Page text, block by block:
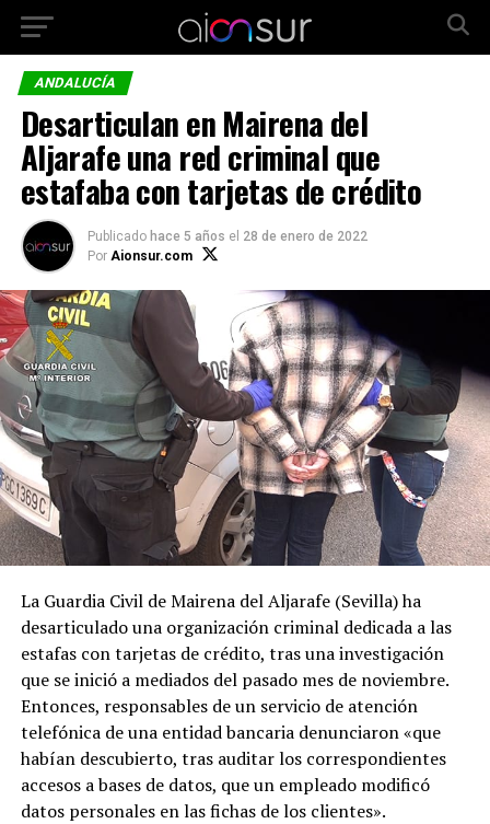
ANDALUCÍA
Desarticulan en Mairena del
Aljarafe una red criminal que
estafaba con tarjetas de crédito
Publicado hace 5 años el 28 de enero de 2022
Por Aionsur.com
La Guardia Civil de Mairena del Aljarafe (Sevilla) ha
desarticulado una organización criminal dedicada a las
estafas con tarjetas de crédito, tras una investigación
que se inició a mediados del pasado mes de noviembre.
Entonces, responsables de un servicio de atención
telefónica de una entidad bancaria denunciaron «que
habían descubierto, tras auditar los correspondientes
accesos a bases de datos, que un empleado modificó
datos personales en las fichas de los clientes».